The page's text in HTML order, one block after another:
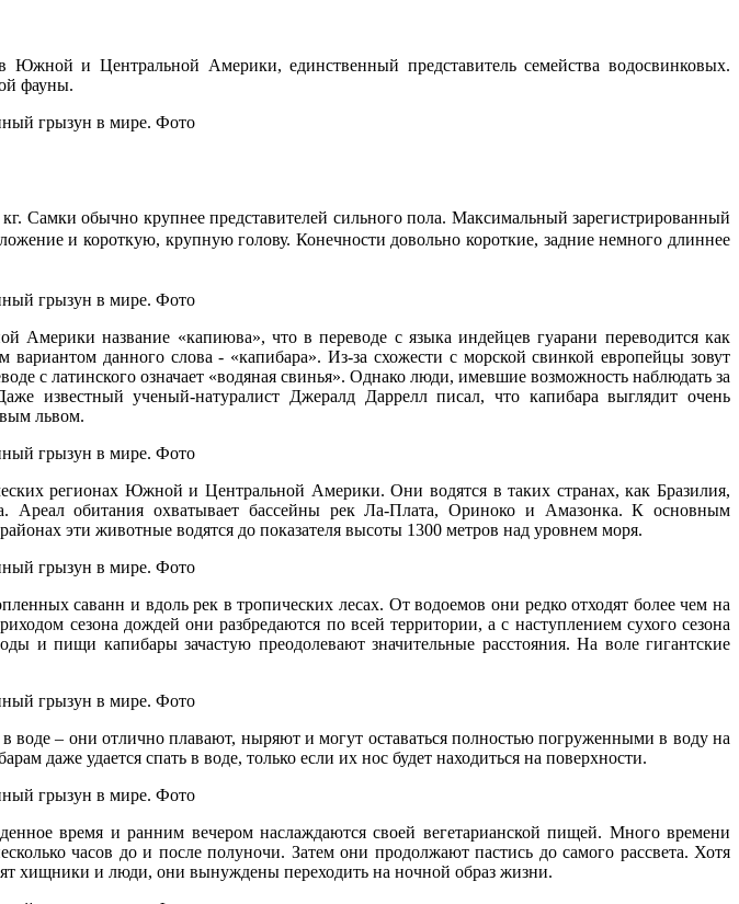
Южной и Центральной Америки, единственный представитель семейства водосвинковых.
фауны.
Самки обычно крупнее представителей сильного пола. Максимальный зарегистрированный
и короткую, крупную голову. Конечности довольно короткие, задние немного длиннее
название «капиюва», что в переводе с языка индейцев гуарани переводится как
данного слова - «капибара». Из-за схожести с морской свинкой европейцы зовут
с латинского означает «водяная свинья». Однако люди, имевшие возможность наблюдать за
известный ученый-натуралист Джералд Даррелл писал, что капибара выглядит очень
львом.
регионах Южной и Центральной Америки. Они водятся в таких странах, как Бразилия,
Ареал обитания охватывает бассейны рек Ла-Плата, Ориноко и Амазонка. К основным
эти животные водятся до показателя высоты 1300 метров над уровнем моря.
саванн и вдоль рек в тропических лесах. От водоемов они редко отходят более чем на
сезона дождей они разбредаются по всей территории, а с наступлением сухого сезона
и пищи капибары зачастую преодолевают значительные расстояния. На воле гигантские
– они отлично плавают, ныряют и могут оставаться полностью погруженными в воду на
даже удается спать в воде, только если их нос будет находиться на поверхности.
время и ранним вечером наслаждаются своей вегетарианской пищей. Много времени
часов до и после полуночи. Затем они продолжают пастись до самого рассвета. Хотя
хищники и люди, они вынуждены переходить на ночной образ жизни.